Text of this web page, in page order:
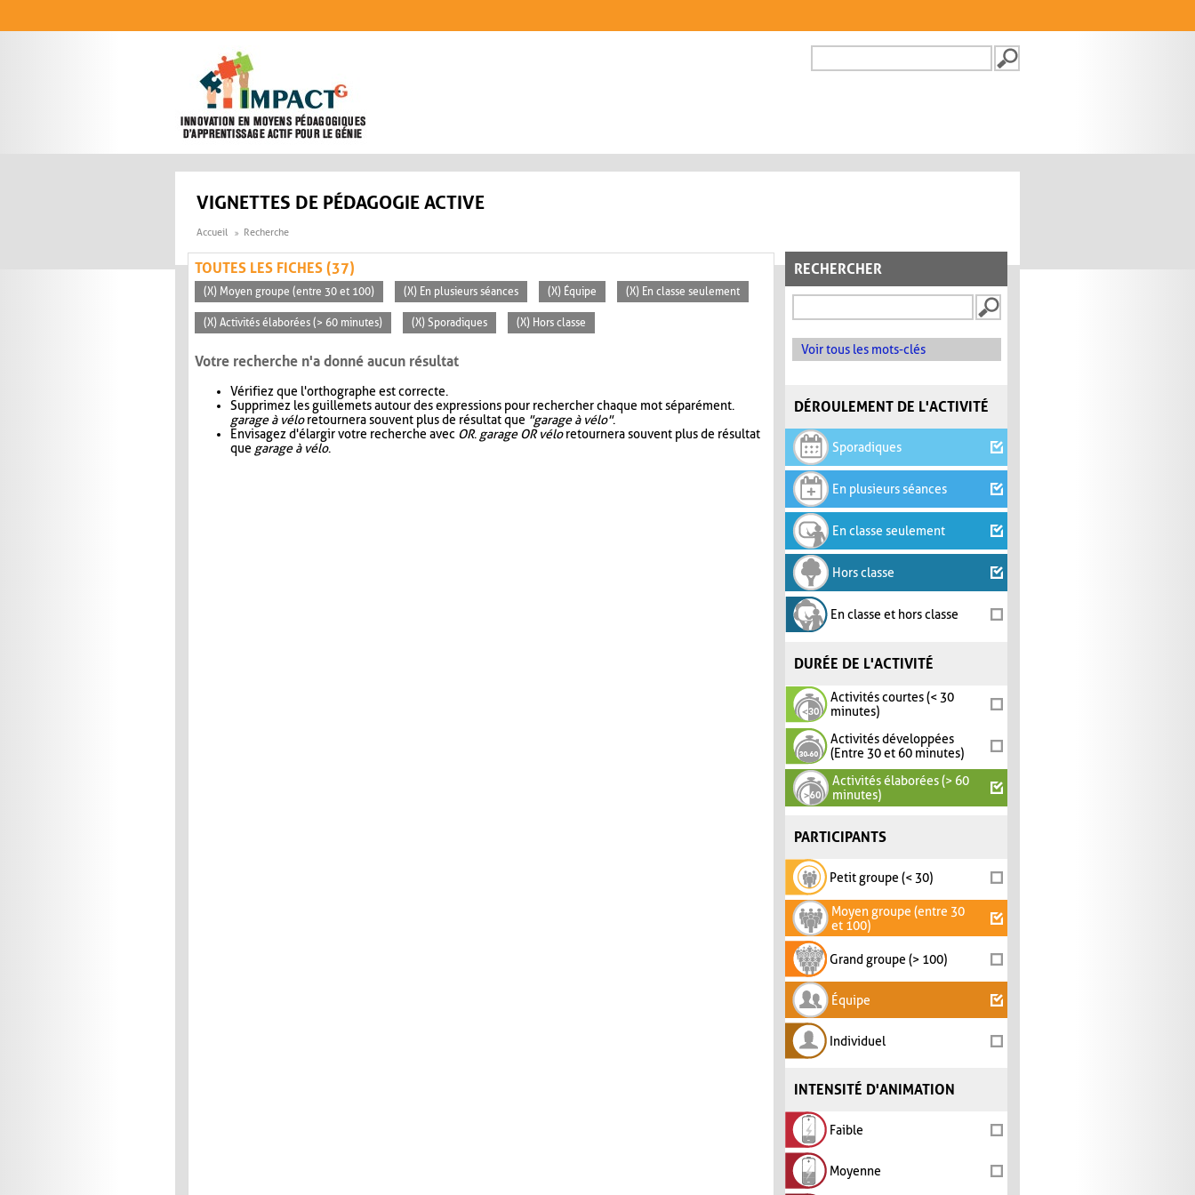
FORMULAIRE DE
VIGNETTES DE PÉDAGOGIE ACTIVE
Accueil Recherche
RECHERCHER
Voir tous les mots-clés
DÉROULEMENT DE L'ACTIVITÉ
Sporadiques
En plusieurs séances
En classe seulement
Hors classe
En classe et hors classe
DURÉE DE L'ACTIVITÉ
Activités courtes (< 30
minutes)
Activités développées
(Entre 30 et 60 minutes)
Activités élaborées (> 60
minutes)
PARTICIPANTS
Petit groupe (< 30)
Moyen groupe (entre 30
et 100)
Grand groupe (> 100)
Équipe
Individuel
INTENSITÉ D'ANIMATION
Faible
Moyenne
TOUTES LES FICHES (37)
(X) Moyen groupe (entre 30 et 100) (X) En plusieurs séances (X) Équipe (X) En classe seulement
(X) Activités élaborées (> 60 minutes) (X) Sporadiques (X) Hors classe
Votre recherche n'a donné aucun résultat
Vérifiez que l'orthographe est correcte.
Supprimez les guillemets autour des expressions pour rechercher chaque mot séparément.
garage à véloretournera souvent plus de résultat que "garage à vélo".
Envisagez d'élargir votre recherche avec OR. garage OR véloretournera souvent plus de résultat
que garage à vélo.